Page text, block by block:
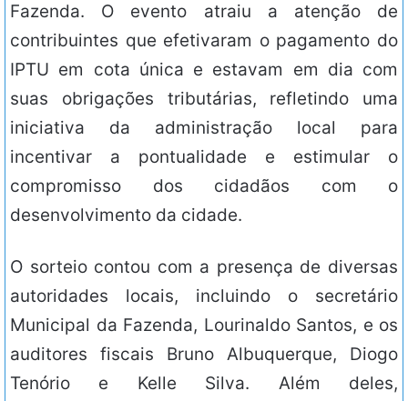
Fazenda. O evento atraiu a atenção de
contribuintes que efetivaram o pagamento do
IPTU em cota única e estavam em dia com
suas obrigações tributárias, refletindo uma
iniciativa da administração local para
incentivar a pontualidade e estimular o
compromisso dos cidadãos com o
desenvolvimento da cidade.
O sorteio contou com a presença de diversas
autoridades locais, incluindo o secretário
Municipal da Fazenda, Lourinaldo Santos, e os
auditores fiscais Bruno Albuquerque, Diogo
Tenório e Kelle Silva. Além deles,